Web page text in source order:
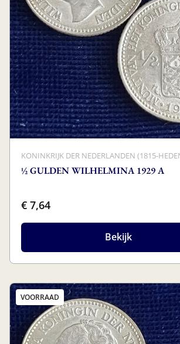
KONINKRIJK DER NEDERLANDEN (1815-
½ GULDEN WILHELMINA 1929 A
€ 7,64
Bekijk
VOORRAAD